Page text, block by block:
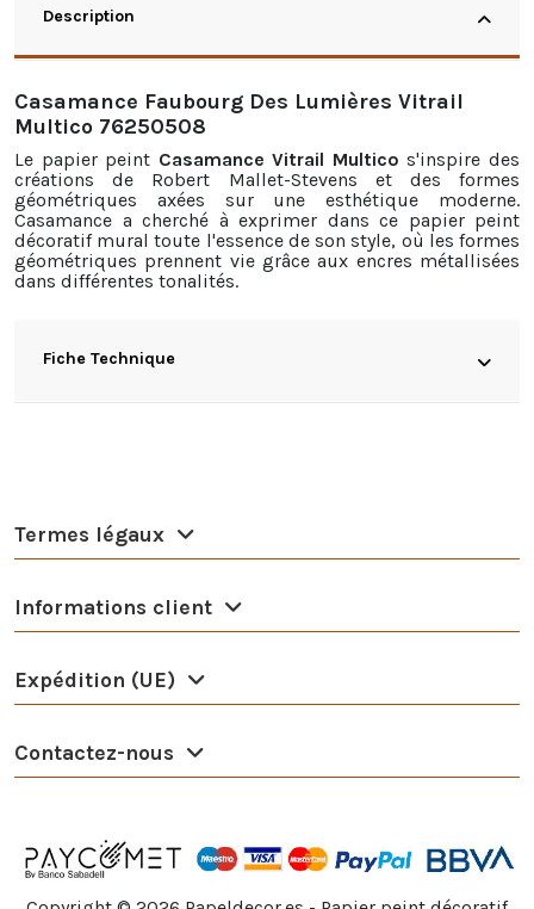
Description
Casamance Faubourg Des Lumières Vitrail
Multico 76250508
Le papier peint Casamance Vitrail Multico s'inspire des
créations de Robert Mallet-Stevens et des formes
géométriques axées sur une esthétique moderne.
Casamance a cherché à exprimer dans ce papier peint
décoratif mural toute l'essence de son style, où les formes
géométriques prennent vie grâce aux encres métallisées
dans différentes tonalités.
Fiche Technique
Termes légaux
Informations client
Expédition (UE)
Contactez-nous